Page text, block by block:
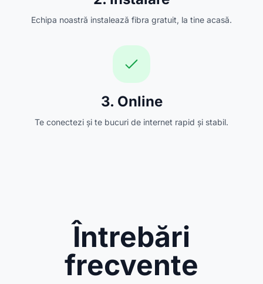
Echipa noastră instalează fibra gratuit, la tine acasă.
3. Online
Te conectezi și te bucuri de internet rapid și stabil.
Întrebări
frecvente